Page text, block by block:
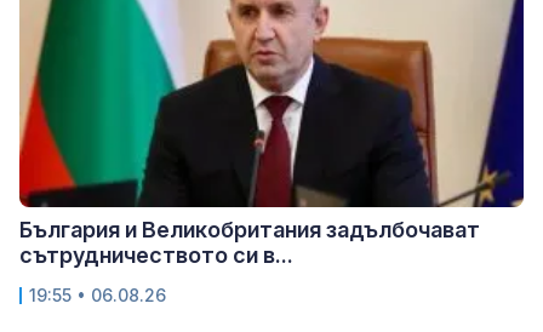
България и Великобритания задълбочават
сътрудничеството си в...
19:55 • 06.08.26